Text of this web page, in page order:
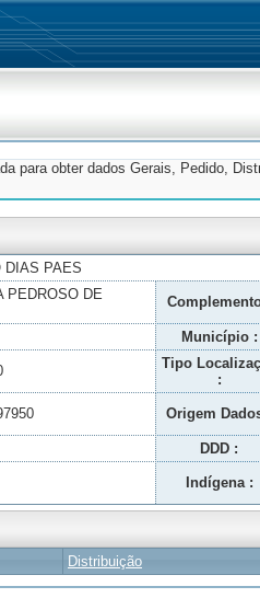
para obter dados Gerais, Pedido,
DIAS PAES
PEDROSO DE
Município :
Tipo
:
Origem
DDD :
Indígena :
Distribuição